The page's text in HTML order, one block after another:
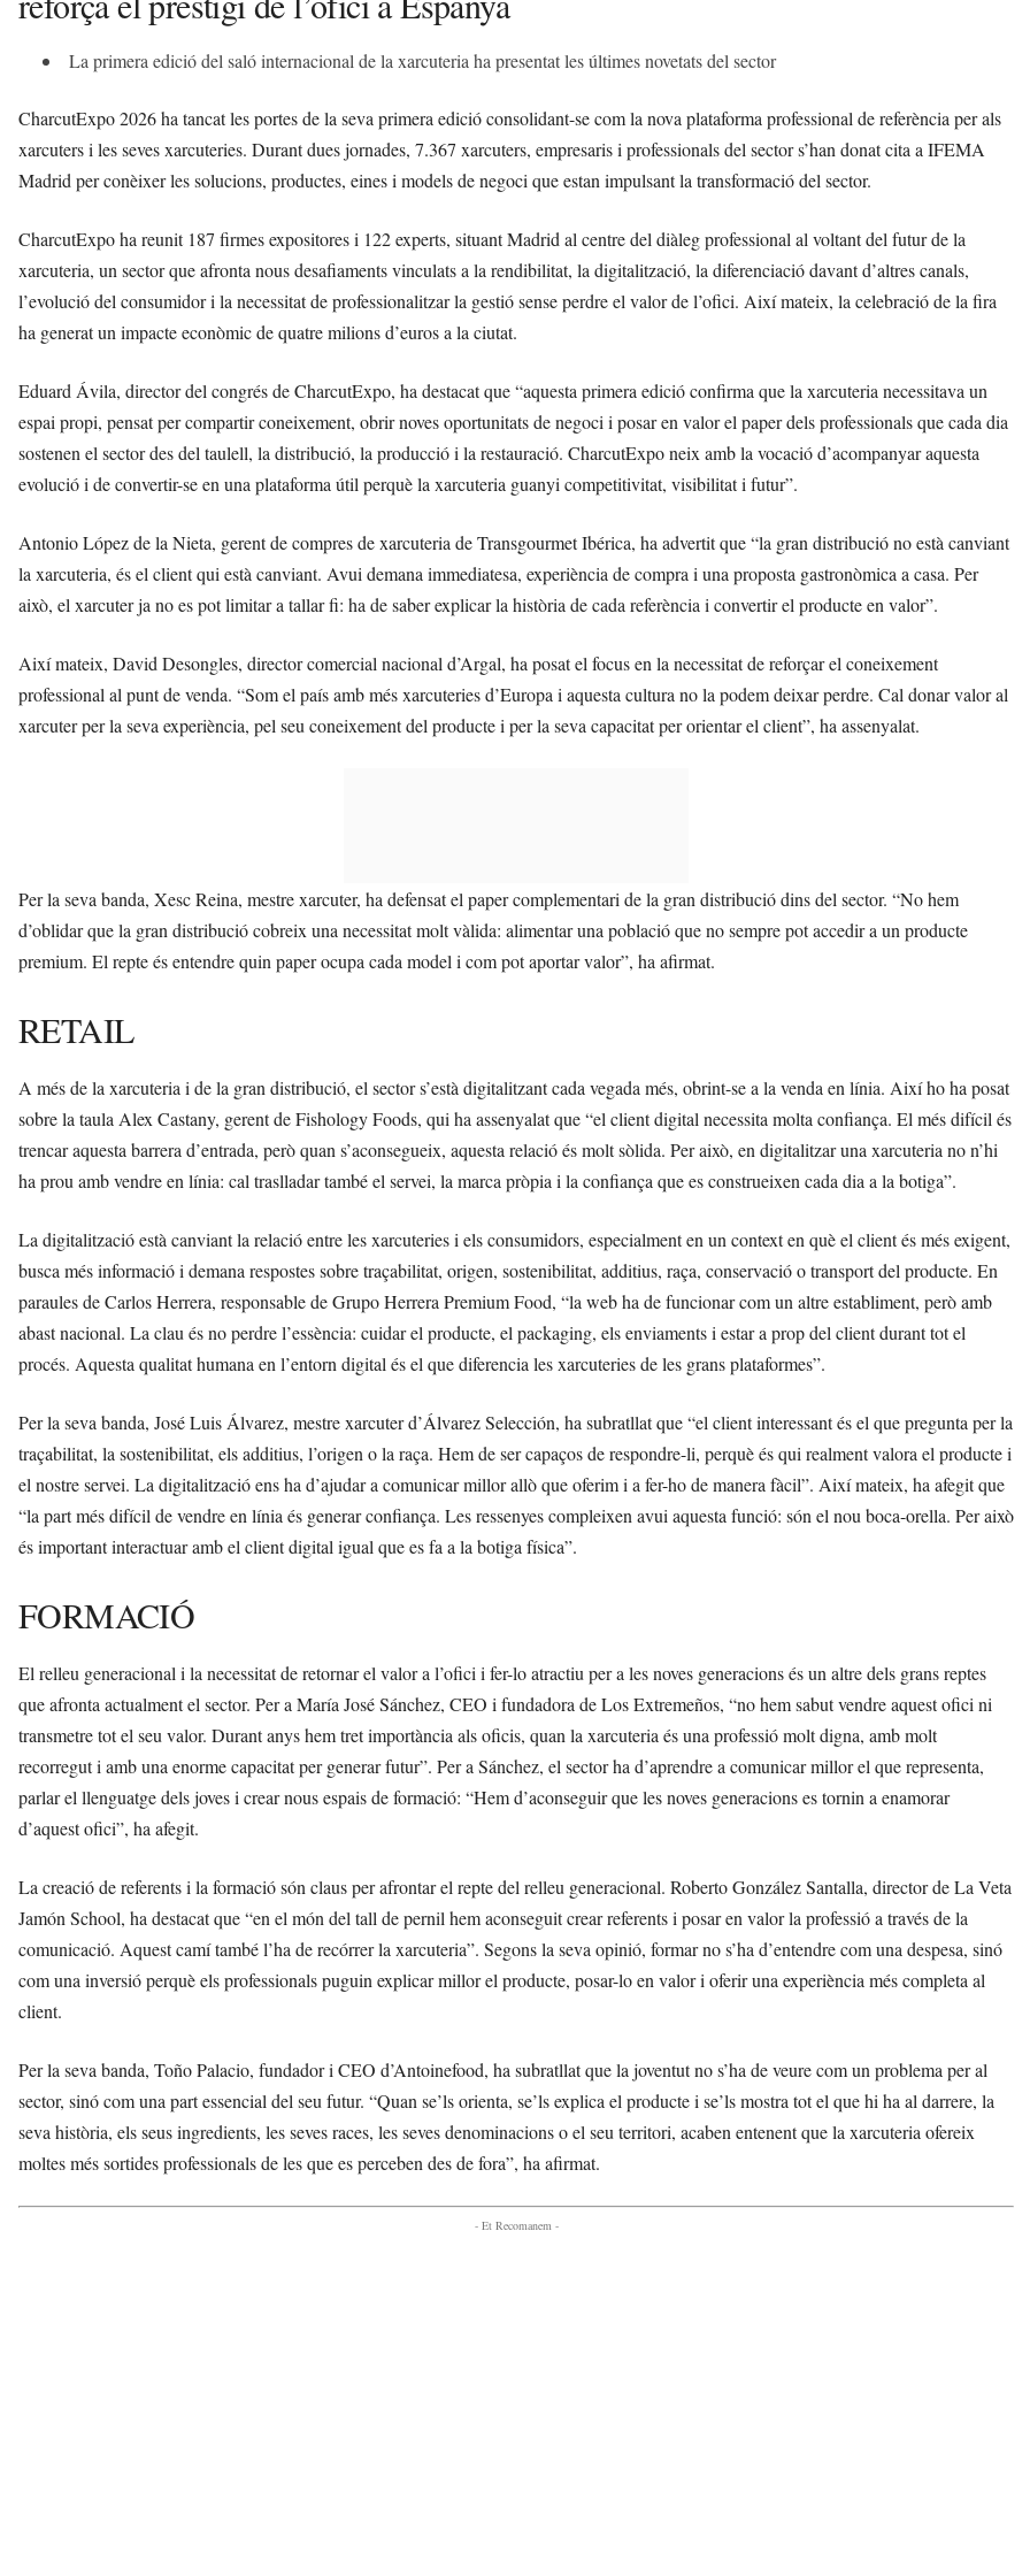
La primera edició del saló internacional de la xarcuteria ha presentat les últimes novetats del sector
CharcutExpo 2026 ha tancat les portes de la seva primera edició consolidant-se com la nova plataforma professional de referència per als
xarcuters i les seves xarcuteries. Durant dues jornades, 7.367 xarcuters, empresaris i professionals del sector s’han donat cita a IFEMA
Madrid per conèixer les solucions, productes, eines i models de negoci que estan impulsant la transformació del sector.
CharcutExpo ha reunit 187 firmes expositores i 122 experts, situant Madrid al centre del diàleg professional al voltant del futur de la
xarcuteria, un sector que afronta nous desafiaments vinculats a la rendibilitat, la digitalització, la diferenciació davant d’altres canals,
l’evolució del consumidor i la necessitat de professionalitzar la gestió sense perdre el valor de l’ofici. Així mateix, la celebració de la fira
ha generat un impacte econòmic de quatre milions d’euros a la ciutat.
Eduard Ávila, director del congrés de CharcutExpo, ha destacat que “aquesta primera edició confirma que la xarcuteria necessitava un
espai propi, pensat per compartir coneixement, obrir noves oportunitats de negoci i posar en valor el paper dels professionals que cada dia
sostenen el sector des del taulell, la distribució, la producció i la restauració. CharcutExpo neix amb la vocació d’acompanyar aquesta
evolució i de convertir-se en una plataforma útil perquè la xarcuteria guanyi competitivitat, visibilitat i futur”.
Antonio López de la Nieta, gerent de compres de xarcuteria de Transgourmet Ibérica, ha advertit que “la gran distribució no està canviant
la xarcuteria, és el client qui està canviant. Avui demana immediatesa, experiència de compra i una proposta gastronòmica a casa. Per
això, el xarcuter ja no es pot limitar a tallar fi: ha de saber explicar la història de cada referència i convertir el producte en valor”.
Així mateix, David Desongles, director comercial nacional d’Argal, ha posat el focus en la necessitat de reforçar el coneixement
professional al punt de venda. “Som el país amb més xarcuteries d’Europa i aquesta cultura no la podem deixar perdre. Cal donar valor al
xarcuter per la seva experiència, pel seu coneixement del producte i per la seva capacitat per orientar el client”, ha assenyalat.
Per la seva banda, Xesc Reina, mestre xarcuter, ha defensat el paper complementari de la gran distribució dins del sector. “No hem
d’oblidar que la gran distribució cobreix una necessitat molt vàlida: alimentar una població que no sempre pot accedir a un producte
premium. El repte és entendre quin paper ocupa cada model i com pot aportar valor”, ha afirmat.
RETAIL
A més de la xarcuteria i de la gran distribució, el sector s’està digitalitzant cada vegada més, obrint-se a la venda en línia. Així ho ha posat
sobre la taula Alex Castany, gerent de Fishology Foods, qui ha assenyalat que “el client digital necessita molta confiança. El més difícil és
trencar aquesta barrera d’entrada, però quan s’aconsegueix, aquesta relació és molt sòlida. Per això, en digitalitzar una xarcuteria no n’hi
ha prou amb vendre en línia: cal traslladar també el servei, la marca pròpia i la confiança que es construeixen cada dia a la botiga”.
La digitalització està canviant la relació entre les xarcuteries i els consumidors, especialment en un context en què el client és més exigent,
busca més informació i demana respostes sobre traçabilitat, origen, sostenibilitat, additius, raça, conservació o transport del producte. En
paraules de Carlos Herrera, responsable de Grupo Herrera Premium Food, “la web ha de funcionar com un altre establiment, però amb
abast nacional. La clau és no perdre l’essència: cuidar el producte, el packaging, els enviaments i estar a prop del client durant tot el
procés. Aquesta qualitat humana en l’entorn digital és el que diferencia les xarcuteries de les grans plataformes”.
Per la seva banda, José Luis Álvarez, mestre xarcuter d’Álvarez Selección, ha subratllat que “el client interessant és el que pregunta per la
traçabilitat, la sostenibilitat, els additius, l’origen o la raça. Hem de ser capaços de respondre-li, perquè és qui realment valora el producte i
el nostre servei. La digitalització ens ha d’ajudar a comunicar millor allò que oferim i a fer-ho de manera fàcil”. Així mateix, ha afegit que
“la part més difícil de vendre en línia és generar confiança. Les ressenyes compleixen avui aquesta funció: són el nou boca-orella. Per això
és important interactuar amb el client digital igual que es fa a la botiga física”.
FORMACIÓ
El relleu generacional i la necessitat de retornar el valor a l’ofici i fer-lo atractiu per a les noves generacions és un altre dels grans reptes
que afronta actualment el sector. Per a María José Sánchez, CEO i fundadora de Los Extremeños, “no hem sabut vendre aquest ofici ni
transmetre tot el seu valor. Durant anys hem tret importància als oficis, quan la xarcuteria és una professió molt digna, amb molt
recorregut i amb una enorme capacitat per generar futur”. Per a Sánchez, el sector ha d’aprendre a comunicar millor el que representa,
parlar el llenguatge dels joves i crear nous espais de formació: “Hem d’aconseguir que les noves generacions es tornin a enamorar
d’aquest ofici”, ha afegit.
La creació de referents i la formació són claus per afrontar el repte del relleu generacional. Roberto González Santalla, director de La Veta
Jamón School, ha destacat que “en el món del tall de pernil hem aconseguit crear referents i posar en valor la professió a través de la
comunicació. Aquest camí també l’ha de recórrer la xarcuteria”. Segons la seva opinió, formar no s’ha d’entendre com una despesa, sinó
com una inversió perquè els professionals puguin explicar millor el producte, posar-lo en valor i oferir una experiència més completa al
client.
Per la seva banda, Toño Palacio, fundador i CEO d’Antoinefood, ha subratllat que la joventut no s’ha de veure com un problema per al
sector, sinó com una part essencial del seu futur. “Quan se’ls orienta, se’ls explica el producte i se’ls mostra tot el que hi ha al darrere, la
seva història, els seus ingredients, les seves races, les seves denominacions o el seu territori, acaben entenent que la xarcuteria ofereix
moltes més sortides professionals de les que es perceben des de fora”, ha afirmat.
- Et Recomanem -